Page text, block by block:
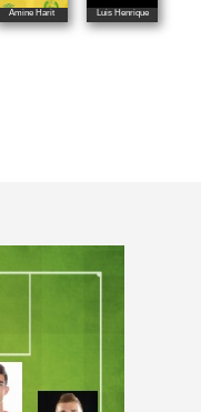
Amine Harit Luis Henrique